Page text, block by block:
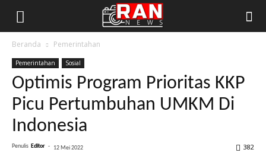
Beranda Pemerintahan
Pemerintahan Sosial
Optimis Program Prioritas KKP
Picu Pertumbuhan UMKM Di
Indonesia
Penulis Editor - 12 Mei 2022 382